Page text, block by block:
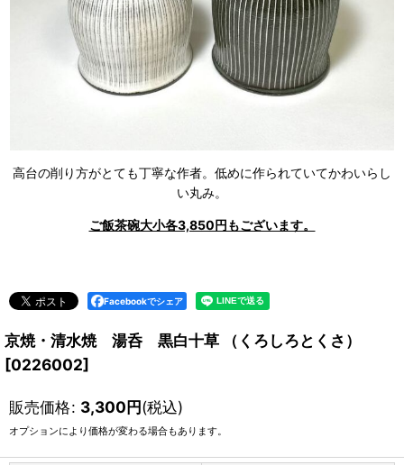
高台の削り方がとても丁寧な作者。低めに作られていてかわいらし
い丸み。
ご飯茶碗大小各3,850円もございます。
Facebookでシェア
京焼・清水焼 湯呑 黒白十草 （くろしろとくさ）
[0226002]
販売価格: 3,300円(税込)
オプションにより価格が変わる場合もあります。